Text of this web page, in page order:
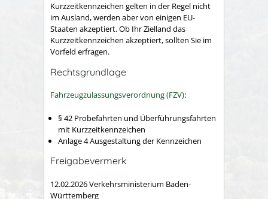
Kurzzeitkennzeichen gelten in der Regel nicht
im Ausland, werden aber von einigen EU-
Staaten akzeptiert. Ob Ihr Zielland das
Kurzzeitkennzeichen akzeptiert, sollten Sie im
Vorfeld erfragen.
Rechtsgrundlage
Fahrzeugzulassungsverordnung (FZV):
§ 42 Probefahrten und Überführungsfahrten
mit Kurzzeitkennzeichen
Anlage 4 Ausgestaltung der Kennzeichen
Freigabevermerk
12.02.2026 Verkehrsministerium Baden-
Württemberg